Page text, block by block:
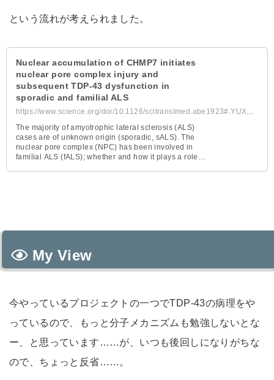
という流れが考えられました。
Nuclear accumulation of CHMP7 initiates
nuclear pore complex injury and
subsequent TDP-43 dysfunction in
sporadic and familial ALS
The majority of amyotrophic lateral sclerosis (ALS)
cases are of unknown origin (sporadic, sALS). The
nuclear pore complex (NPC) has been involved in
familial ALS (fALS); whether and how it plays a role
for treating both sALS and fALS.
My View
今やっているプロジェクトの一つでTDP-43の病理をや
っているので、もっと分子メカニズムも勉強しないとな
ー、と思っています……が、いつも後回しになりがちな
ので、ちょっと反省……。